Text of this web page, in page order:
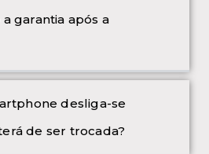
garantia após a
desliga-se
de ser trocada?